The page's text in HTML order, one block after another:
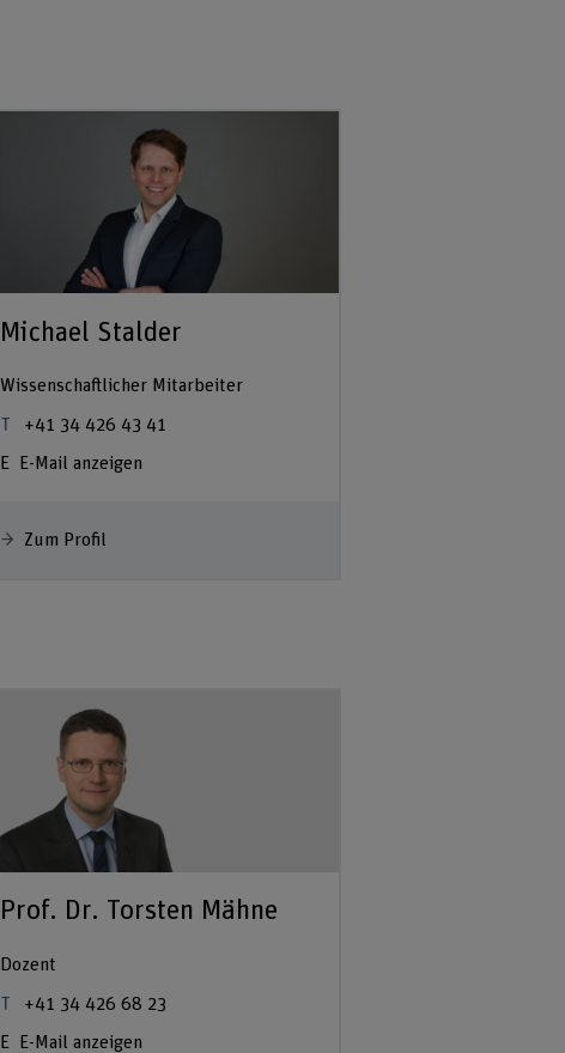
Michael Stalder
Wissenschaftlicher Mitarbeiter
+41 34 426 43 41
E-Mail anzeigen
Zum Profil
Prof. Dr. Torsten Mähne
Dozent
+41 34 426 68 23
E-Mail anzeigen